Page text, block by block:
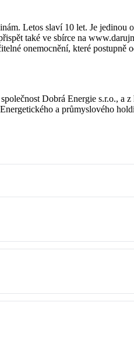
Letos slaví 10 let. Je jedinou
také ve sbírce na
onemocnění, které postupně
Dobrá Energie s.r.o., a
a průmyslového